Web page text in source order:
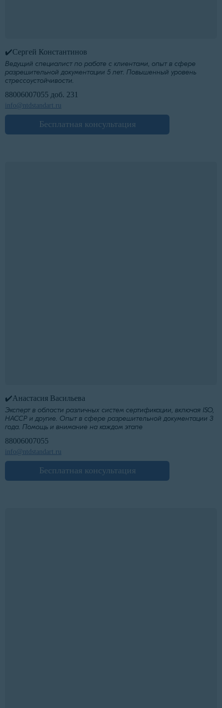
✔️Сергей Константинов
Ведущий специалист по работе с клиентами, опыт в сфере
разрешительной документации 5 лет. Повышенный уровень
стрессоустойчивости.
88006007055 доб. 231
info@ntdstandart.ru
Бесплатная консультация
✔️Анастасия Васильева
Эксперт в области различных систем сертификации, включая ISO,
HACCP и другие. Опыт в сфере разрешительной документации 3
года. Помощь и внимание на каждом этапе
88006007055
info@ntdstandart.ru
Бесплатная консультация